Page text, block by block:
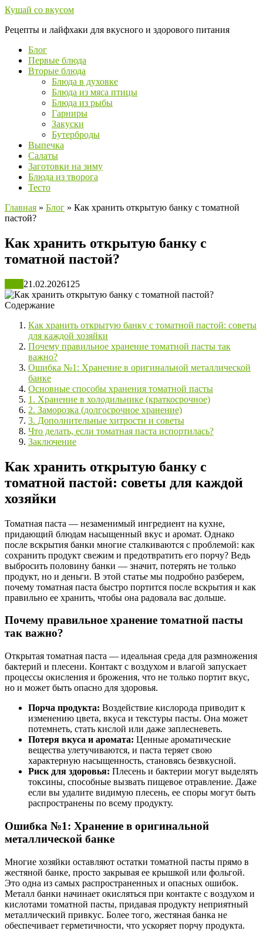
Перейти
контенту
Кушай со вкусом
Рецепты и лайфхаки для вкусного и здорового питания
Блог
Первые блюда
Вторые блюда
Блюда в духовке
Блюда из мяса птицы
Блюда из рыбы
Гарниры
Закуски
Бутерброды
Выпечка
Салаты
Заготовки на зиму
Блюда из творога
Тесто
Главная » Блог » Как хранить открытую банку с томатной
пастой?
Как хранить открытую банку с
томатной пастой?
21.02.2026125
Содержание
Как хранить открытую банку с томатной пастой: советы
для каждой хозяйки
Почему правильное хранение томатной пасты так
важно?
Ошибка №1: Хранение в оригинальной металлической
банке
Основные способы хранения томатной пасты
1. Хранение в холодильнике (краткосрочное)
2. Заморозка (долгосрочное хранение)
3. Дополнительные хитрости и советы
Что делать, если томатная паста испортилась?
Заключение
Как хранить открытую банку с
томатной пастой: советы для каждой
хозяйки
Томатная паста — незаменимый ингредиент на кухне,
придающий блюдам насыщенный вкус и аромат. Однако
после вскрытия банки многие сталкиваются с проблемой: как
сохранить продукт свежим и предотвратить его порчу? Ведь
выбросить половину банки — значит, потерять не только
продукт, но и деньги. В этой статье мы подробно разберем,
почему томатная паста быстро портится после вскрытия и как
правильно ее хранить, чтобы она радовала вас дольше.
Почему правильное хранение томатной пасты
так важно?
Открытая томатная паста — идеальная среда для размножения
бактерий и плесени. Контакт с воздухом и влагой запускает
процессы окисления и брожения, что не только портит вкус,
но и может быть опасно для здоровья.
Порча продукта: Воздействие кислорода приводит к
изменению цвета, вкуса и текстуры пасты. Она может
потемнеть, стать кислой или даже заплесневеть.
Потеря вкуса и аромата: Ценные ароматические
вещества улетучиваются, и паста теряет свою
характерную насыщенность, становясь безвкусной.
Риск для здоровья: Плесень и бактерии могут выделять
токсины, способные вызвать пищевое отравление. Даже
если вы удалите видимую плесень, ее споры могут быть
распространены по всему продукту.
Ошибка №1: Хранение в оригинальной
металлической банке
Многие хозяйки оставляют остатки томатной пасты прямо в
жестяной банке, просто закрывая ее крышкой или фольгой.
Это одна из самых распространенных и опасных ошибок.
Металл банки начинает окисляться при контакте с воздухом и
кислотами томатной пасты, придавая продукту неприятный
металлический привкус. Более того, жестяная банка не
обеспечивает герметичности, что ускоряет порчу продукта.